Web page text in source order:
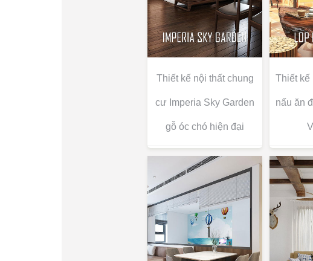
Thiết kế nội thất chung
cư Imperia Sky Garden
gỗ óc chó hiện đại
Thiết kế
nấu ăn